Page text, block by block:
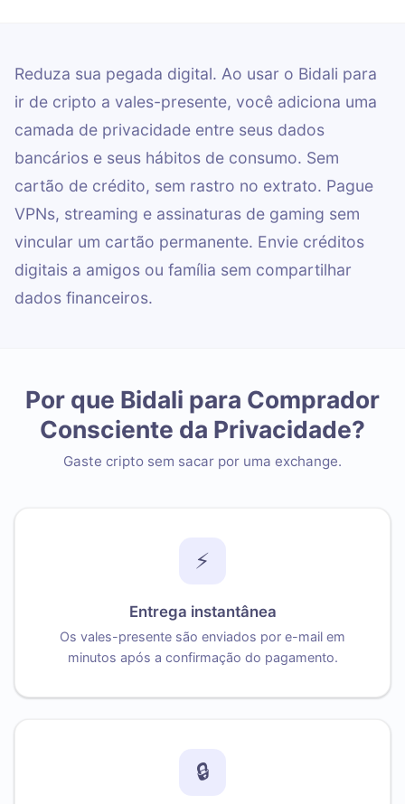
Reduza sua pegada digital. Ao usar o Bidali para
ir de cripto a vales-presente, você adiciona uma
camada de privacidade entre seus dados
bancários e seus hábitos de consumo. Sem
cartão de crédito, sem rastro no extrato. Pague
VPNs, streaming e assinaturas de gaming sem
vincular um cartão permanente. Envie créditos
digitais a amigos ou família sem compartilhar
dados financeiros.
Por que Bidali para Comprador
Consciente da Privacidade?
Gaste cripto sem sacar por uma exchange.
⚡
Entrega instantânea
Os vales-presente são enviados por e-mail em
minutos após a confirmação do pagamento.
🔒